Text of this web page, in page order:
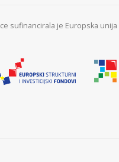
sufinancirala je Europska